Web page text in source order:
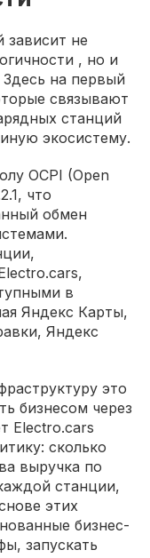
зависит не
, но и
на первый
связывают
станций
экосистему.
OCPI (Open
что
обмен
в
Яндекс Карты,
Яндекс
это
бизнесом через
Electro.cars
сколько
выручка по
станции,
этих
бизнес-
запускать